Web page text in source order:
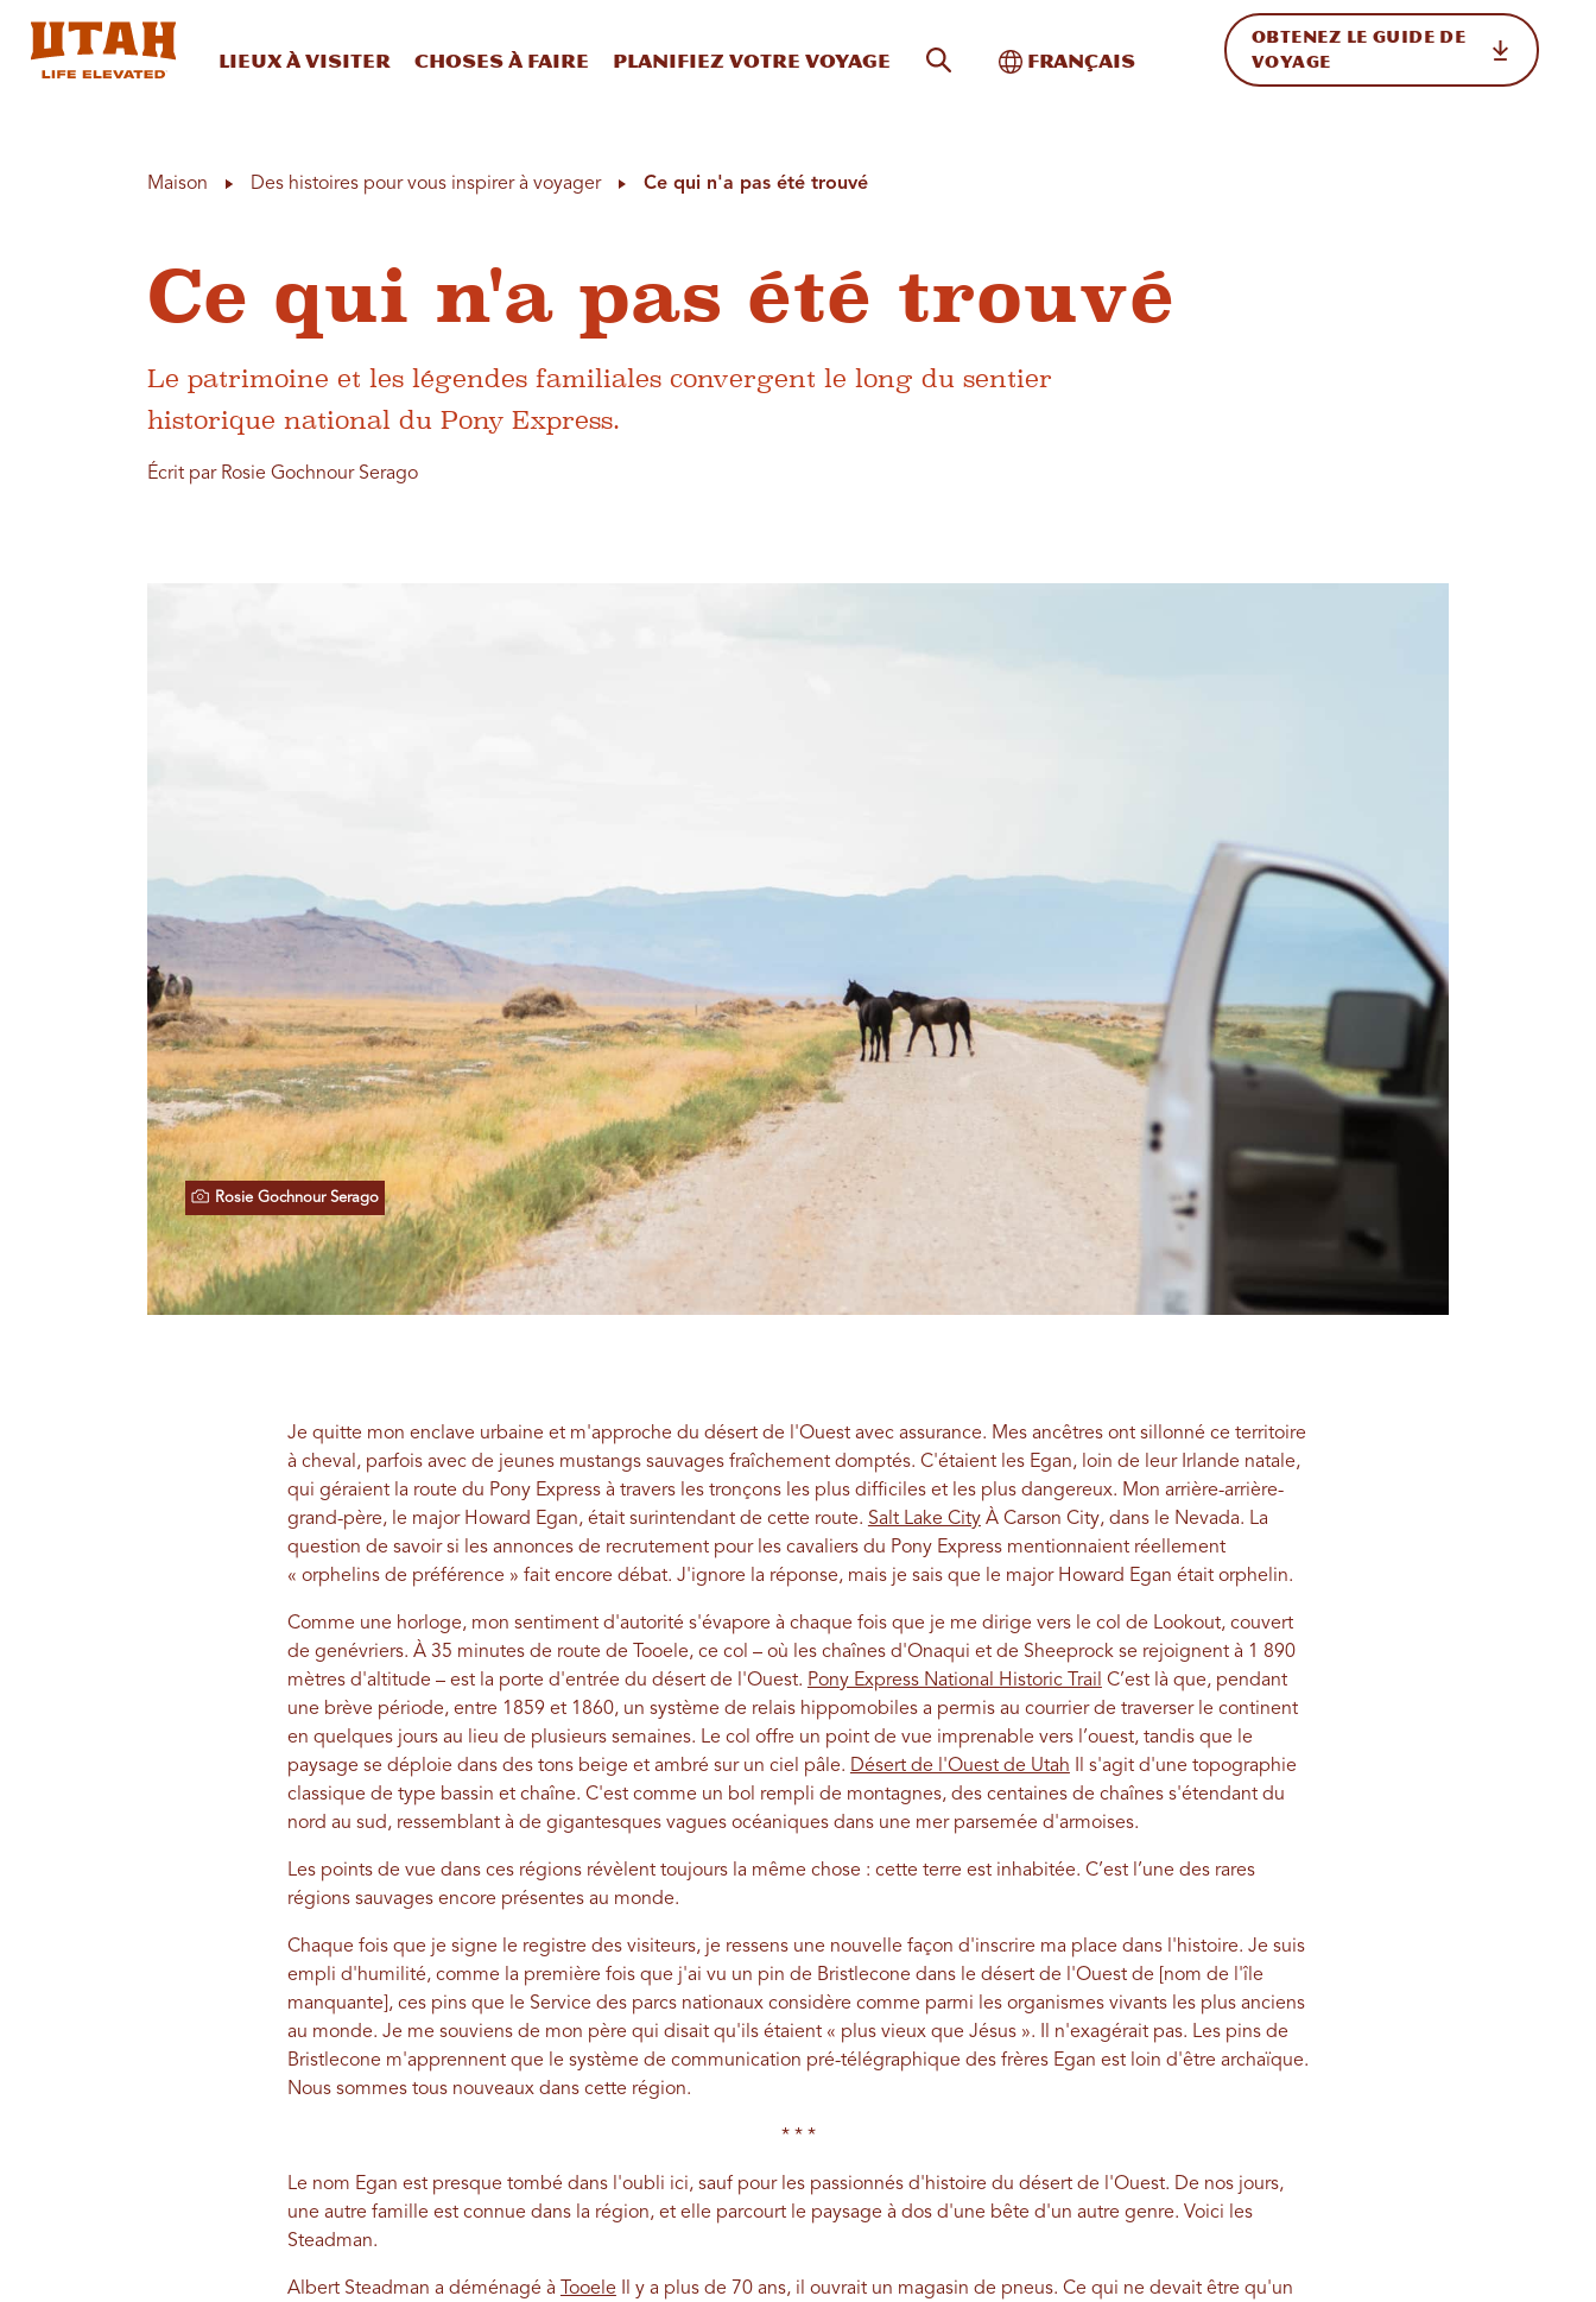
Lieux à visiter Choses à faire Planifiez votre voyage Recherche sur le site
Basculer vers l'international
Français
OBTENEZ LE GUIDE DE
VOYAGE
Maison Des histoires pour vous inspirer à voyager Ce qui n'a pas été trouvé
Ce qui n'a pas été trouvé
Le patrimoine et les légendes familiales convergent le long du sentier
historique national du Pony Express.
Écrit par Rosie Gochnour Serago
Rosie Gochnour Serago
Je quitte mon enclave urbaine et m'approche du désert de l'Ouest avec assurance. Mes ancêtres ont sillonné ce territoire
à cheval, parfois avec de jeunes mustangs sauvages fraîchement domptés. C'étaient les Egan, loin de leur Irlande natale,
qui géraient la route du Pony Express à travers les tronçons les plus difficiles et les plus dangereux. Mon arrière-arrière-
grand-père, le major Howard Egan, était surintendant de cette route. Salt Lake CityÀ Carson City, dans le Nevada. La
question de savoir si les annonces de recrutement pour les cavaliers du Pony Express mentionnaient réellement
« orphelins de préférence » fait encore débat. J'ignore la réponse, mais je sais que le major Howard Egan était orphelin.
Comme une horloge, mon sentiment d'autorité s'évapore à chaque fois que je me dirige vers le col de Lookout, couvert
de genévriers. À 35 minutes de route de Tooele, ce col – où les chaînes d'Onaqui et de Sheeprock se rejoignent à 1 890
mètres d'altitude – est la porte d'entrée du désert de l'Ouest. Pony Express National Historic Trail C’est là que, pendant
une brève période, entre 1859 et 1860, un système de relais hippomobiles a permis au courrier de traverser le continent
en quelques jours au lieu de plusieurs semaines. Le col offre un point de vue imprenable vers l’ouest, tandis que le
paysage se déploie dans des tons beige et ambré sur un ciel pâle. Désert de l'Ouest de Utah Il s'agit d'une topographie
classique de type bassin et chaîne. C'est comme un bol rempli de montagnes, des centaines de chaînes s'étendant du
nord au sud, ressemblant à de gigantesques vagues océaniques dans une mer parsemée d'armoises.
Les points de vue dans ces régions révèlent toujours la même chose : cette terre est inhabitée. C’est l’une des rares
régions sauvages encore présentes au monde.
Chaque fois que je signe le registre des visiteurs, je ressens une nouvelle façon d'inscrire ma place dans l'histoire. Je suis
empli d'humilité, comme la première fois que j'ai vu un pin de Bristlecone dans le désert de l'Ouest de [nom de l'île
manquante], ces pins que le Service des parcs nationaux considère comme parmi les organismes vivants les plus anciens
au monde. Je me souviens de mon père qui disait qu'ils étaient « plus vieux que Jésus ». Il n'exagérait pas. Les pins de
Bristlecone m'apprennent que le système de communication pré-télégraphique des frères Egan est loin d'être archaïque.
Nous sommes tous nouveaux dans cette région.
* * *
Le nom Egan est presque tombé dans l'oubli ici, sauf pour les passionnés d'histoire du désert de l'Ouest. De nos jours,
une autre famille est connue dans la région, et elle parcourt le paysage à dos d'une bête d'un autre genre. Voici les
Steadman.
Albert Steadman a déménagé à Tooele Il y a plus de 70 ans, il ouvrait un magasin de pneus. Ce qui ne devait être qu'un